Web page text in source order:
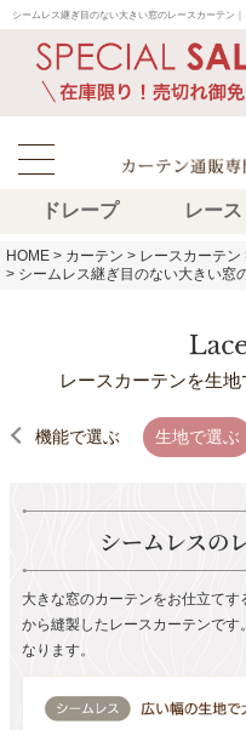
シームレス継ぎ目のない大きい窓のレースカーテン
ドレープ レース
HOME カーテン レースカーテン
シームレス継ぎ目のない大きい窓
レースカーテンを生地
機能で選ぶ 生地で選ぶ
シームレスの
大きな窓のカーテンをお仕立て
から縫製したレースカーテンで
なります。